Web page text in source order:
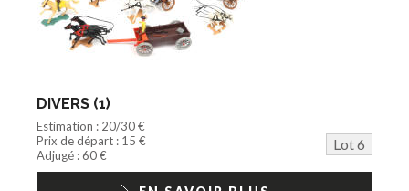
DIVERS (1)
Estimation : 20/30 €
Prix de départ : 15 €
Lot 6
Adjugé : 60 €